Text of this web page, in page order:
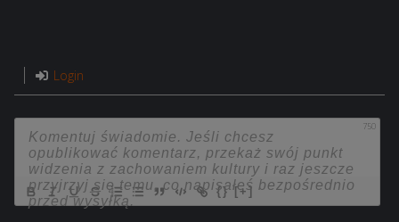
Login
750
{} [+]